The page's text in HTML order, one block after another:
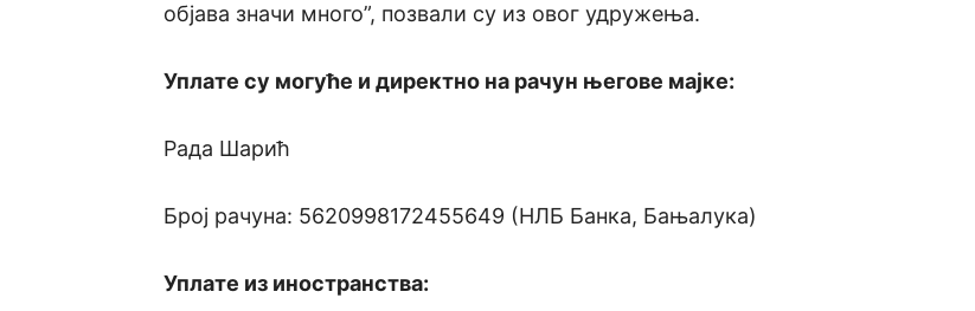
објава значи много”, позвали су из овог удружења.
Уплате су могуће и директно на рачун његове мајке:
Рада Шарић
Број рачуна: 5620998172455649 (НЛБ Банка, Бањалука)
Уплате из иностранства: